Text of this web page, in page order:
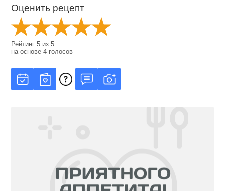
Оценить рецепт
Рейтинг5 из5
на основе4 голосов